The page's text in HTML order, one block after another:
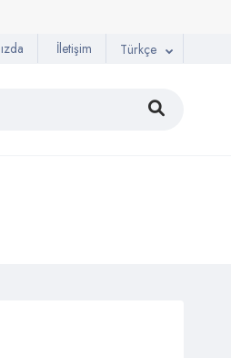
Türkçe
İletişim